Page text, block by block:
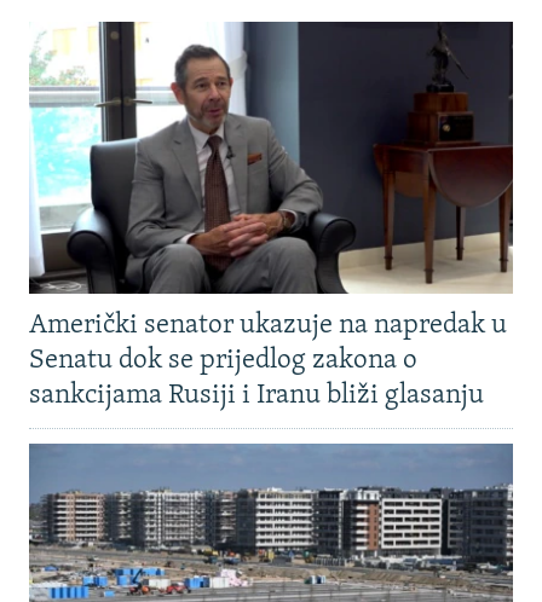
Američki senator ukazuje na napredak u
Senatu dok se prijedlog zakona o
sankcijama Rusiji i Iranu bliži glasanju